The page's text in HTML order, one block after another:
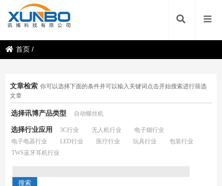
首页 /
文章检索 你可以选择下面的条件并可以输入关键词点击开始搜索进行筛选
文章
选择讯博产品类型 自动螺丝机
选择行业应用 3C行业 无人机行业
电子烟行业
电子电器行业
LED行业 医疗行业 玩具行业
包装行业
TWS蓝牙耳机行业